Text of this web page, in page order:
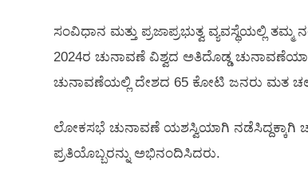
ಸಂವಿಧಾನ ಮತ್ತು ಪ್ರಜಾಪ್ರಭುತ್ವ ವ್ಯವಸ್ಥೆಯಲ್ಲಿ
2024ರ ಚುನಾವಣೆ ವಿಶ್ವದ ಅತಿದೊಡ್ಡ
ಚುನಾವಣೆಯಲ್ಲಿ ದೇಶದ 65 ಕೋಟಿ ಜನರು ಮತ
ಲೋಕಸಭೆ ಚುನಾವಣೆ ಯಶಸ್ವಿಯಾಗಿ ನಡೆಸಿದ್ದಕ್ಕಾಗಿ
ಪ್ರತಿಯೊಬ್ಬರನ್ನು ಅಭಿನಂದಿಸಿದರು.